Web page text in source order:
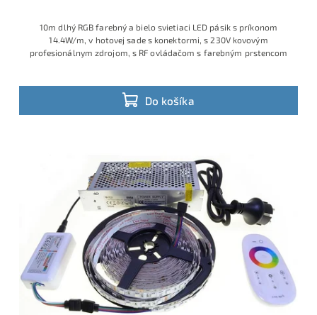
Do košíka
10m dlhý RGB farebný a bielo svietiaci LED pásik s príkonom
14.4W/m, v hotovej sade s konektormi, s 230V kovovým
profesionálnym zdrojom, s RF ovládačom s farebným prstencom